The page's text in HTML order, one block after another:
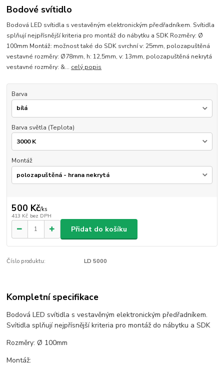
Bodové svítidlo
Bodová LED svítidla s vestavěným elektronickým předřadníkem. Svítidla
splňují nejpřísnější kriteria pro montáž do nábytku a SDK Rozměry: Ø
100mm Montáž: možnost také do SDK svrchní v: 25mm, polozapuštěná
vestavné rozměry: Ø78mm, h: 12,5mm, v: 13mm, polozapuštěná nekrytá
vestavné rozměry: &... celý popis
Barva
Barva světla (Teplota)
Montáž
500 Kč/ks
413 Kč bez DPH
Přidat do košíku
Číslo produktu: LD 5000
Kompletní specifikace
Bodová LED svítidla s vestavěným elektronickým předřadníkem.
Svítidla splňují nejpřísnější kriteria pro montáž do nábytku a SDK
Rozměry: Ø 100mm
Montáž: